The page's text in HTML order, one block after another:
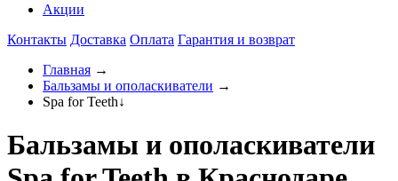
Акции
Контакты Доставка Оплата Гарантия и возврат
Главная →
Бальзамы и ополаскиватели →
Spa for Teeth↓
Бальзамы и ополаскиватели